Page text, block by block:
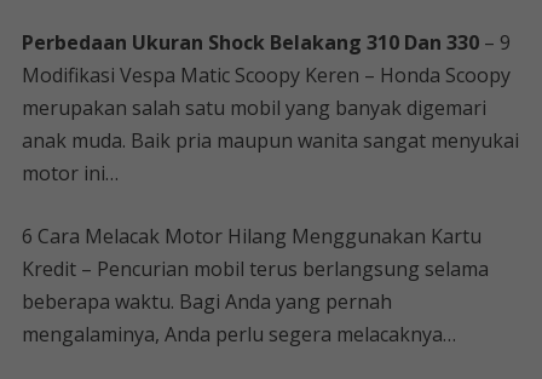
Perbedaan Ukuran Shock Belakang 310 Dan 330– 9
Modifikasi Vespa Matic Scoopy Keren – Honda Scoopy
merupakan salah satu mobil yang banyak digemari
anak muda. Baik pria maupun wanita sangat menyukai
motor ini…
6 Cara Melacak Motor Hilang Menggunakan Kartu
Kredit – Pencurian mobil terus berlangsung selama
beberapa waktu. Bagi Anda yang pernah
mengalaminya, Anda perlu segera melacaknya…